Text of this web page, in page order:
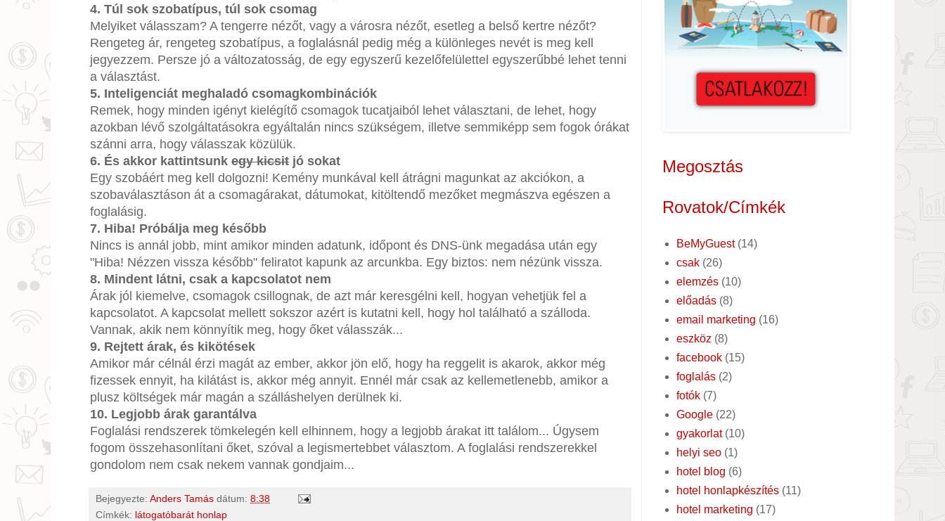
4. Túl sok szobatípus, túl sok csomag
Melyiket válasszam? A tengerre nézőt, vagy a városra nézőt, esetleg a belső kertre nézőt?
Rengeteg ár, rengeteg szobatípus, a foglalásnál pedig még a különleges nevét is meg kell
jegyezzem. Persze jó a változatosság, de egy egyszerű kezelőfelülettel egyszerűbbé lehet tenni
a választást.
5. Inteligenciát meghaladó csomagkombinációk
Remek, hogy minden igényt kielégítő csomagok tucatjaiból lehet választani, de lehet, hogy
azokban lévő szolgáltatásokra egyáltalán nincs szükségem, illetve semmiképp sem fogok órákat
szánni arra, hogy válasszak közülük.
6. És akkor kattintsunk egy kicsit jó sokat
Egy szobáért meg kell dolgozni! Kemény munkával kell átrágni magunkat az akciókon, a
szobaválasztáson át a csomagárakat, dátumokat, kitöltendő mezőket megmászva egészen a
foglalásig.
7. Hiba! Próbálja meg később
Nincs is annál jobb, mint amikor minden adatunk, időpont és DNS-ünk megadása után egy
"Hiba! Nézzen vissza később" feliratot kapunk az arcunkba. Egy biztos: nem nézünk vissza.
8. Mindent látni, csak a kapcsolatot nem
Árak jól kiemelve, csomagok csillognak, de azt már keresgélni kell, hogyan vehetjük fel a
kapcsolatot. A kapcsolat mellett sokszor azért is kutatni kell, hogy hol található a szálloda.
Vannak, akik nem könnyítik meg, hogy őket válasszák...
9. Rejtett árak, és kikötések
Amikor már célnál érzi magát az ember, akkor jön elő, hogy ha reggelit is akarok, akkor még
fizessek ennyit, ha kilátást is, akkor még annyit. Ennél már csak az kellemetlenebb, amikor a
plusz költségek már magán a szálláshelyen derülnek ki.
10. Legjobb árak garantálva
Foglalási rendszerek tömkelegén kell elhinnem, hogy a legjobb árakat itt találom... Úgysem
fogom összehasonlítani őket, szóval a legismertebbet választom. A foglalási rendszerekkel
gondolom nem csak nekem vannak gondjaim...
Bejegyezte: Anders Tamás dátum: 8:38
Címkék: látogatóbarát honlap
Megosztás
Rovatok/Címkék
BeMyGuest (14)
csak (26)
elemzés (10)
előadás (8)
email marketing (16)
eszköz (8)
facebook (15)
foglalás (2)
fotók (7)
Google (22)
gyakorlat (10)
helyi seo (1)
hotel blog (6)
hotel honlapkészítés (11)
hotel marketing (17)